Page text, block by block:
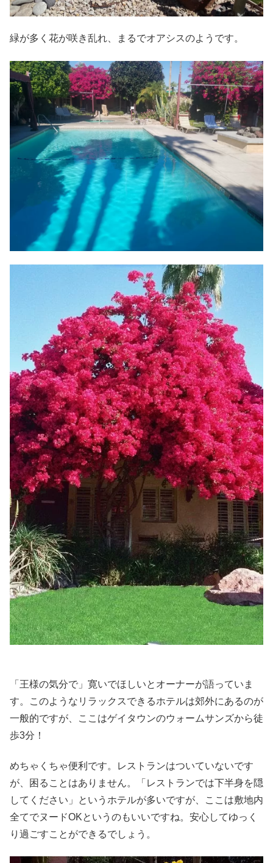
緑が多く花が咲き乱れ、まるでオアシスのようです。
「王様の気分で」寛いでほしいとオーナーが語っていま
す。このようなリラックスできるホテルは郊外にあるのが
一般的ですが、ここはゲイタウンのウォームサンズから徒
歩3分！
めちゃくちゃ便利です。レストランはついていないです
が、困ることはありません。「レストランでは下半身を隠
してください」というホテルが多いですが、ここは敷地内
全てでヌードOKというのもいいですね。安心してゆっく
り過ごすことができるでしょう。